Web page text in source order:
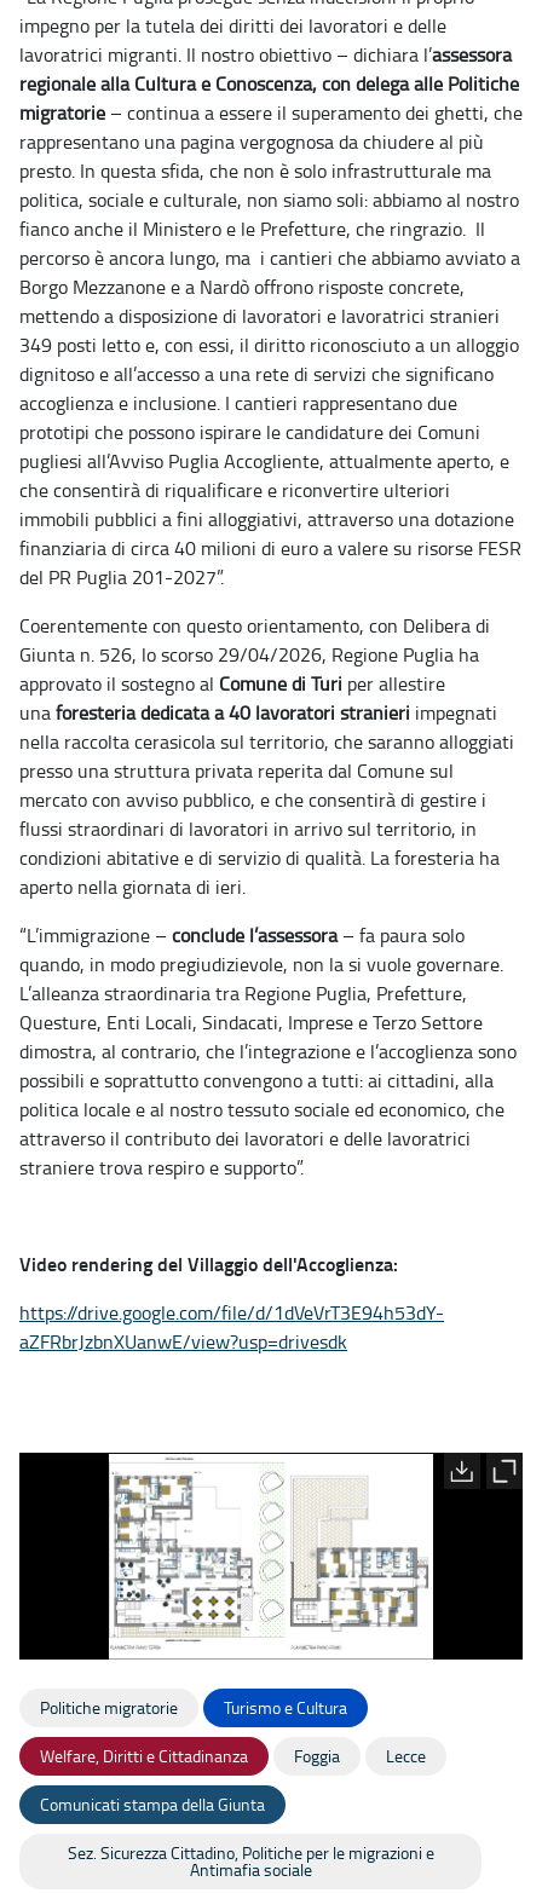
impegno per la tutela dei diritti dei lavoratori e delle
lavoratrici migranti. Il nostro obiettivo – dichiara l’assessora
regionale alla Cultura e Conoscenza, con delega alle Politiche
migratorie – continua a essere il superamento dei ghetti, che
rappresentano una pagina vergognosa da chiudere al più
presto. In questa sfida, che non è solo infrastrutturale ma
politica, sociale e culturale, non siamo soli: abbiamo al nostro
fianco anche il Ministero e le Prefetture, che ringrazio. Il
percorso è ancora lungo, ma i cantieri che abbiamo avviato a
Borgo Mezzanone e a Nardò offrono risposte concrete,
mettendo a disposizione di lavoratori e lavoratrici stranieri
349 posti letto e, con essi, il diritto riconosciuto a un alloggio
dignitoso e all’accesso a una rete di servizi che significano
accoglienza e inclusione. I cantieri rappresentano due
prototipi che possono ispirare le candidature dei Comuni
pugliesi all’Avviso Puglia Accogliente, attualmente aperto, e
che consentirà di riqualificare e riconvertire ulteriori
immobili pubblici a fini alloggiativi, attraverso una dotazione
finanziaria di circa 40 milioni di euro a valere su risorse FESR
del PR Puglia 201-2027”.
Coerentemente con questo orientamento, con Delibera di
Giunta n. 526, lo scorso 29/04/2026, Regione Puglia ha
approvato il sostegno al Comune di Turi per allestire
unaforesteria dedicata a 40 lavoratori stranieri impegnati
nella raccolta cerasicola sul territorio, che saranno alloggiati
presso una struttura privata reperita dal Comune sul
mercato con avviso pubblico, e che consentirà di gestire i
flussi straordinari di lavoratori in arrivo sul territorio, in
condizioni abitative e di servizio di qualità. La foresteria ha
aperto nella giornata di ieri.
“L’immigrazione – conclude l’assessora– fa paura solo
quando, in modo pregiudizievole, non la si vuole governare.
L’alleanza straordinaria tra Regione Puglia, Prefetture,
Questure, Enti Locali, Sindacati, Imprese e Terzo Settore
dimostra, al contrario, che l’integrazione e l’accoglienza sono
possibili e soprattutto convengono a tutti: ai cittadini, alla
politica locale e al nostro tessuto sociale ed economico, che
attraverso il contributo dei lavoratori e delle lavoratrici
straniere trova respiro e supporto”.
Video rendering del Villaggio dell'Accoglienza:
https://drive.google.com/file/d/1dVeVrT3E94h53dY-
aZFRbrJzbnXUanwE/view?usp=drivesdk
Politiche migratorie Turismo e Cultura
Welfare, Diritti e Cittadinanza Foggia Lecce
Comunicati stampa della Giunta
Sez. Sicurezza Cittadino, Politiche per le migrazioni e
Antimafia sociale